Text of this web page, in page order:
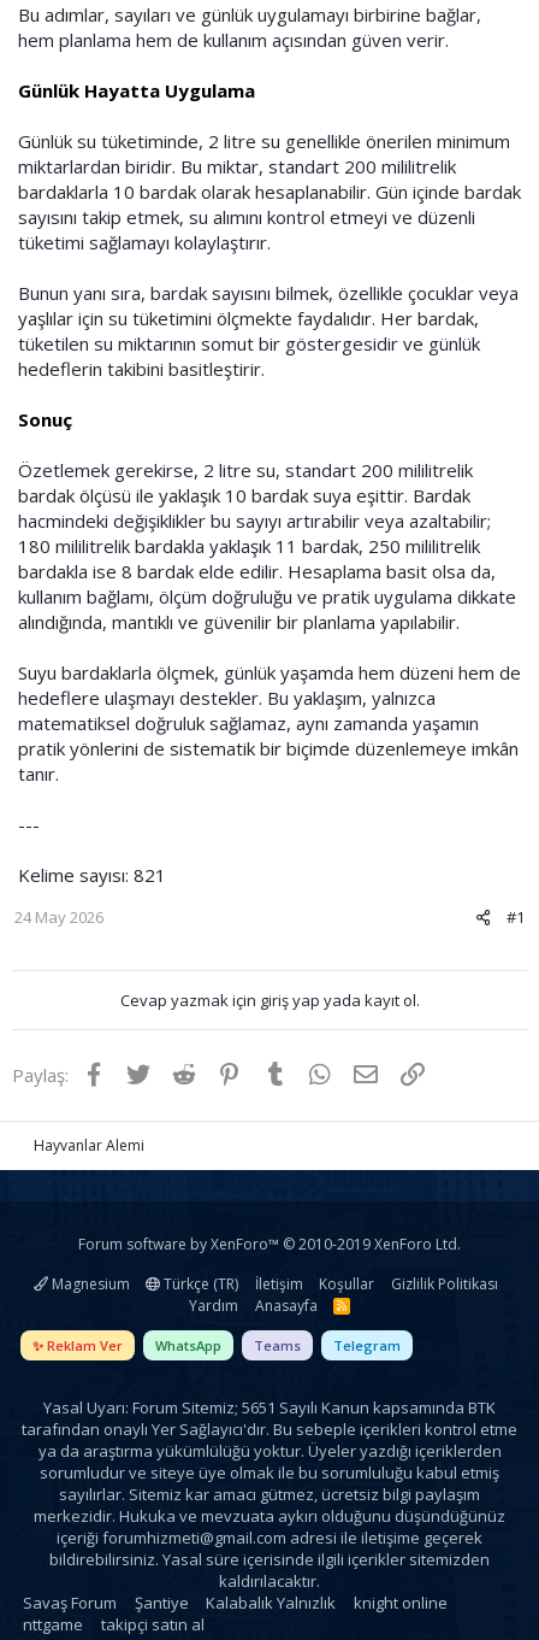
Bu adımlar, sayıları ve günlük uygulamayı birbirine bağlar,
hem planlama hem de kullanım açısından güven verir.
Günlük Hayatta Uygulama
Günlük su tüketiminde, 2 litre su genellikle önerilen minimum
miktarlardan biridir. Bu miktar, standart 200 mililitrelik
bardaklarla 10 bardak olarak hesaplanabilir. Gün içinde bardak
sayısını takip etmek, su alımını kontrol etmeyi ve düzenli
tüketimi sağlamayı kolaylaştırır.
Bunun yanı sıra, bardak sayısını bilmek, özellikle çocuklar veya
yaşlılar için su tüketimini ölçmekte faydalıdır. Her bardak,
tüketilen su miktarının somut bir göstergesidir ve günlük
hedeflerin takibini basitleştirir.
Sonuç
Özetlemek gerekirse, 2 litre su, standart 200 mililitrelik
bardak ölçüsü ile yaklaşık 10 bardak suya eşittir. Bardak
hacmindeki değişiklikler bu sayıyı artırabilir veya azaltabilir;
180 mililitrelik bardakla yaklaşık 11 bardak, 250 mililitrelik
bardakla ise 8 bardak elde edilir. Hesaplama basit olsa da,
kullanım bağlamı, ölçüm doğruluğu ve pratik uygulama dikkate
alındığında, mantıklı ve güvenilir bir planlama yapılabilir.
Suyu bardaklarla ölçmek, günlük yaşamda hem düzeni hem de
hedeflere ulaşmayı destekler. Bu yaklaşım, yalnızca
matematiksel doğruluk sağlamaz, aynı zamanda yaşamın
pratik yönlerini de sistematik bir biçimde düzenlemeye imkân
tanır.
---
Kelime sayısı: 821
#1
24 May 2026
Cevap yazmak için giriş yap yada kayıt ol.
Paylaş: Facebook
TwitterReddit Pinterest
Tumblr WhatsApp
E-postaLink
Hayvanlar Alemi
Forum software by XenForo™ © 2010-2019 XenForo Ltd.
Magnesium
Türkçe (TR) İletişim Koşullar
Gizlilik Politikası
Yardım
Anasayfa
R
S
S
✨ Reklam Ver WhatsApp Teams Telegram
Yasal Uyarı: Forum Sitemiz; 5651 Sayılı Kanun kapsamında BTK
tarafından onaylı Yer Sağlayıcı'dır. Bu sebeple içerikleri kontrol etme
ya da araştırma yükümlülüğü yoktur. Üyeler yazdığı içeriklerden
sorumludur ve siteye üye olmak ile bu sorumluluğu kabul etmiş
sayılırlar. Sitemiz kar amacı gütmez, ücretsiz bilgi paylaşım
merkezidir. Hukuka ve mevzuata aykırı olduğunu düşündüğünüz
içeriği forumhizmeti@gmail.com adresi ile iletişime geçerek
bildirebilirsiniz. Yasal süre içerisinde ilgili içerikler sitemizden
kaldırılacaktır.
Savaş Forum
Şantiye Kalabalık Yalnızlık
knight online
nttgame
takipçi satın al